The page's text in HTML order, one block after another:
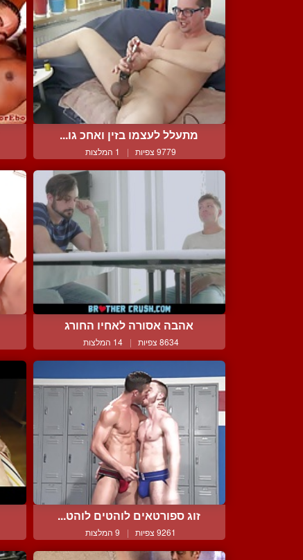
מתעלל לעצמו בזין ואחכ גו...
9779 צפיות | 1 המלצות
אהבה אסורה לאחיו החורג
8634 צפיות | 14 המלצות
זוג ספורטאים לוהטים לוהט...
9261 צפיות | 9 המלצות